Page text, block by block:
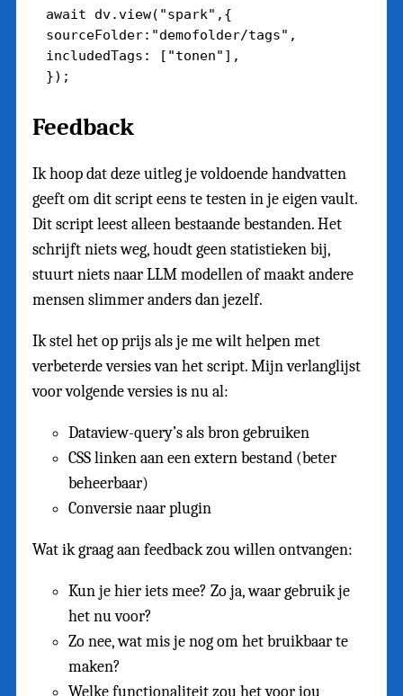
await dv.view("spark",{
sourceFolder:"demofolder/tags",
includedTags: ["tonen"],
Feedback
Ik hoop dat deze uitleg je voldoende handvatten
geeft om dit script eens te testen in je eigen vault.
Dit script leest alleen bestaande bestanden. Het
schrijft niets weg, houdt geen statistieken bij,
stuurt niets naar LLM modellen of maakt andere
mensen slimmer anders dan jezelf.
Ik stel het op prijs als je me wilt helpen met
verbeterde versies van het script. Mijn verlanglijst
voor volgende versies is nu al:
Dataview-query’s als bron gebruiken
CSS linken aan een extern bestand (beter
beheerbaar)
Conversie naar plugin
Wat ik graag aan feedback zou willen ontvangen:
Kun je hier iets mee? Zo ja, waar gebruik je
het nu voor?
Zo nee, wat mis je nog om het bruikbaar te
maken?
Welke functionaliteit zou het voor jou